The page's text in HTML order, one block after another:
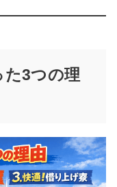
た3つの理